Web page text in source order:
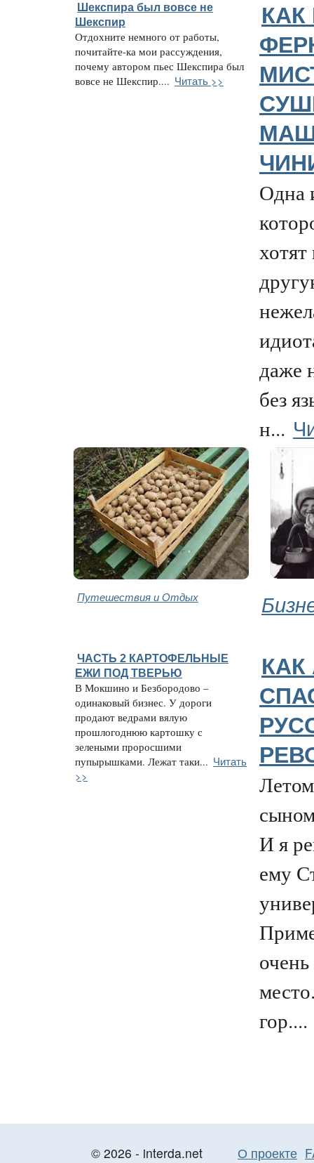
Шекспира был вовсе не
Шекспир
Отдохните немного от работы,
почитайте-ка мои рассуждения,
почему автором пьес Шекспира был
вовсе не Шекспир.... Читать >>
КАК
Одна
хотят
даже
без
н...
Путешествия и Отдых
ЧАСТЬ 2 КАРТОФЕЛЬНЫЕ
ЕЖИ ПОД ТВЕРЬЮ
В Мокшино и Безбородово –
одинаковый бизнес. У дороги
продают ведрами вялую
прошлогоднюю картошку с
зелеными проросшими
пупырышками. Лежат таки... Читать
>>
КАК
И я
ему
гор....
© 2026 - interda.net О проекте